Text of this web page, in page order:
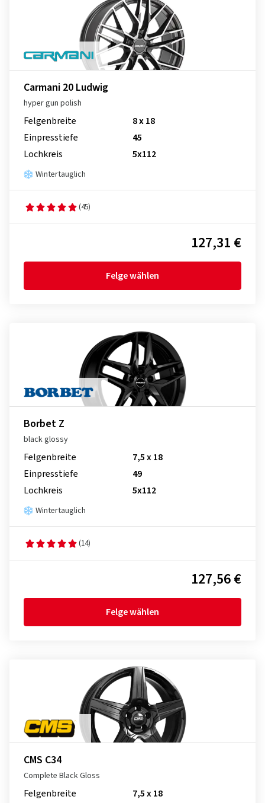
Carmani 20 Ludwig
hyper gun polish
Felgenbreite
8 x 18
Einpresstiefe
45
Lochkreis
5x112
Wintertauglich
(45)
127,31 €
Felge wählen
Borbet Z
black glossy
Felgenbreite
7,5 x 18
Einpresstiefe
49
Lochkreis
5x112
Wintertauglich
(14)
127,56 €
Felge wählen
CMS C34
Complete Black Gloss
Felgenbreite
7,5 x 18